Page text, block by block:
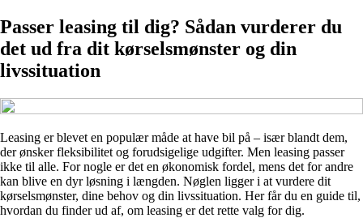
Passer leasing til dig? Sådan vurderer du
det ud fra dit kørselsmønster og din
livssituation
Leasing er blevet en populær måde at have bil på – især blandt dem,
der ønsker fleksibilitet og forudsigelige udgifter. Men leasing passer
ikke til alle. For nogle er det en økonomisk fordel, mens det for andre
kan blive en dyr løsning i længden. Nøglen ligger i at vurdere dit
kørselsmønster, dine behov og din livssituation. Her får du en guide til,
hvordan du finder ud af, om leasing er det rette valg for dig.